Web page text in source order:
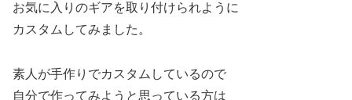
お気に入りのギアを取り付けられように
カスタムしてみました。
素人が手作りでカスタムしているので
自分で作ってみようと思っている方は